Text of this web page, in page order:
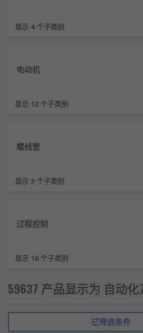
显示 4 个子类别
电动机
显示 12 个子类别
螺线管
显示 3 个子类别
过程控制
显示 16 个子类别
59637 产品显示为 自动
筛选条件